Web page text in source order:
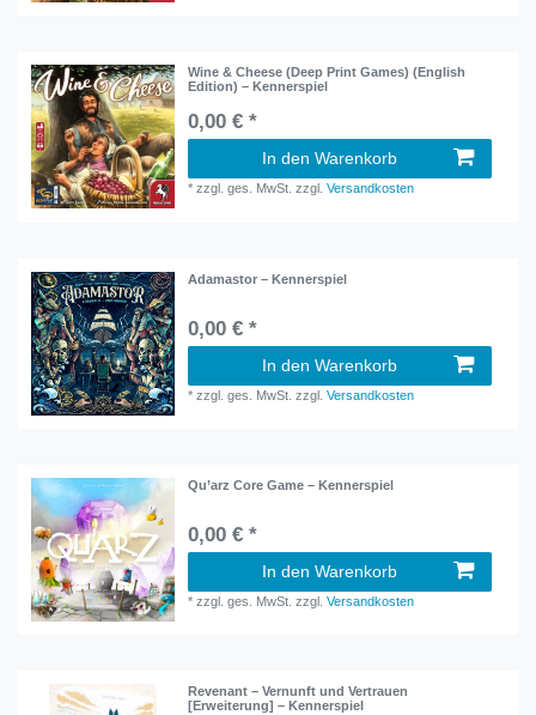
Wine & Cheese (Deep Print Games) (English
Edition) – Kennerspiel
0,00 € *
In den Warenkorb
*zzgl. ges. MwSt. zzgl.Versandkosten
Adamastor – Kennerspiel
0,00 € *
In den Warenkorb
*zzgl. ges. MwSt. zzgl.Versandkosten
Qu’arz Core Game – Kennerspiel
0,00 € *
In den Warenkorb
*zzgl. ges. MwSt. zzgl.Versandkosten
Revenant – Vernunft und Vertrauen
[Erweiterung] – Kennerspiel